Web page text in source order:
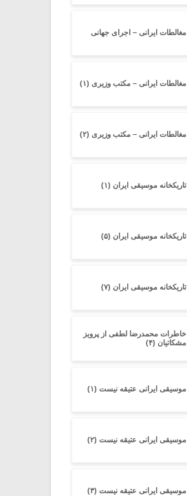
مغالطات ایرانی – اجرای جهانی
مغالطات ایرانی – مکتب وزیری (۱)
مغالطات ایرانی – مکتب وزیری (۲)
تاریکخانه موسیقی ایران (۱)
تاریکخانه موسیقی ایران (۵)
تاریکخانه موسیقی ایران (۷)
خاطرات محمدرضا لطفی از پرویز
مشکاتیان (۴)
موسیقی ایرانی عتیقه نیست (۱)
موسیقی ایرانی عتیقه نیست (۲)
موسیقی ایرانی عتیقه نیست (۳)